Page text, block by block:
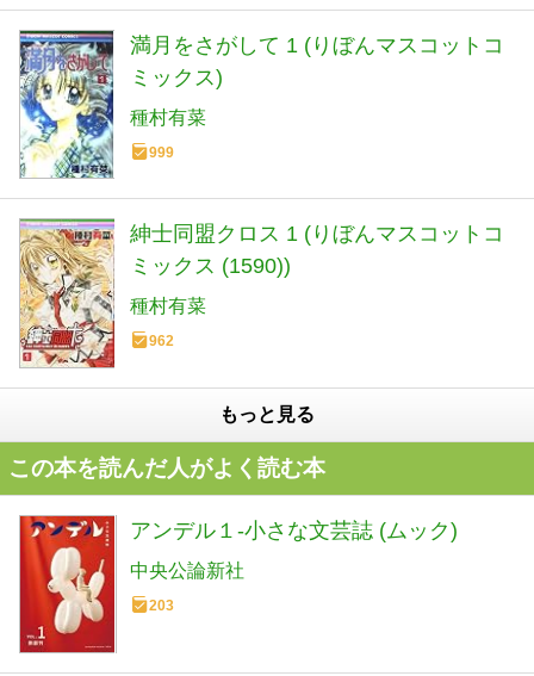
満月をさがして 1 (りぼんマスコットコ
ミックス)
種村有菜
999
紳士同盟クロス 1 (りぼんマスコットコ
ミックス (1590))
種村有菜
962
もっと見る
この本を読んだ人がよく読む本
アンデル１-小さな文芸誌 (ムック)
中央公論新社
203